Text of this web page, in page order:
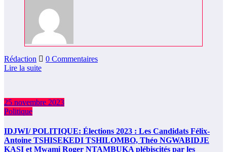
Rédaction
0 Commentaires
Lire la suite
25 novembre 2023
Politique
IDJWI/ POLITIQUE: Élections 2023 : Les Candidats Félix-
Antoine TSHISEKEDI TSHILOMBO, Théo NGWABIDJE
KASI et Mwami Roger NTAMBUKA plébiscités par les